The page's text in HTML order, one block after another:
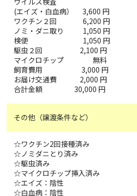
(エイズ・白血病） 3,600 円
ワクチン２回 6,200 円
ノミ・ダニ取り 1,050 円
検便 1,050 円
駆虫２回 2,100 円
マイクロチップ 無料
飼育費用 3,000 円
お届け交通費 2,000 円
合計金額 30,000 円
その他（譲渡条件など）
☆ワクチン2回接種済み
☆ノミダニとり済み
☆駆虫済み
☆マイクロチップ挿入済み
☆エイズ：陰性
☆白血病：陰性